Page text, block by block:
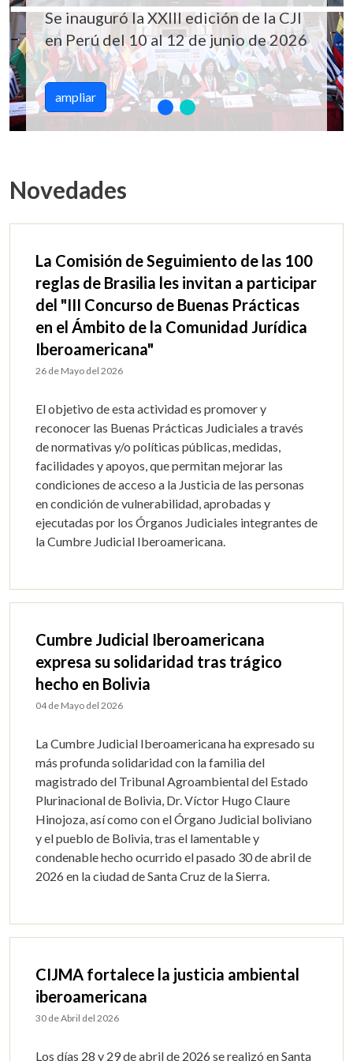
Se inauguró la XXIII edición de la CJI
en Perú del 10 al 12 de junio de 2026
ampliar
Novedades
La Comisión de Seguimiento de las 100
reglas de Brasilia les invitan a participar
del "III Concurso de Buenas Prácticas
en el Ámbito de la Comunidad Jurídica
Iberoamericana"
26 de Mayo del 2026
El objetivo de esta actividad es promover y
reconocer las Buenas Prácticas Judiciales a través
de normativas y/o políticas públicas, medidas,
facilidades y apoyos, que permitan mejorar las
condiciones de acceso a la Justicia de las personas
en condición de vulnerabilidad, aprobadas y
ejecutadas por los Órganos Judiciales integrantes de
la Cumbre Judicial Iberoamericana.
Cumbre Judicial Iberoamericana
expresa su solidaridad tras trágico
hecho en Bolivia
04 de Mayo del 2026
La Cumbre Judicial Iberoamericana ha expresado su
más profunda solidaridad con la familia del
magistrado del Tribunal Agroambiental del Estado
Plurinacional de Bolivia, Dr. Víctor Hugo Claure
Hinojoza, así como con el Órgano Judicial boliviano
y el pueblo de Bolivia, tras el lamentable y
condenable hecho ocurrido el pasado 30 de abril de
2026 en la ciudad de Santa Cruz de la Sierra.
CIJMA fortalece la justicia ambiental
iberoamericana
30 de Abril del 2026
Los días 28 y 29 de abril de 2026 se realizó en Santa